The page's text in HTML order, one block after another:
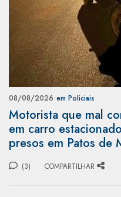
08/08/2026 em Policiais
Motorista que mal
em carro
presos em Patos de
(3) COMPARTILHAR